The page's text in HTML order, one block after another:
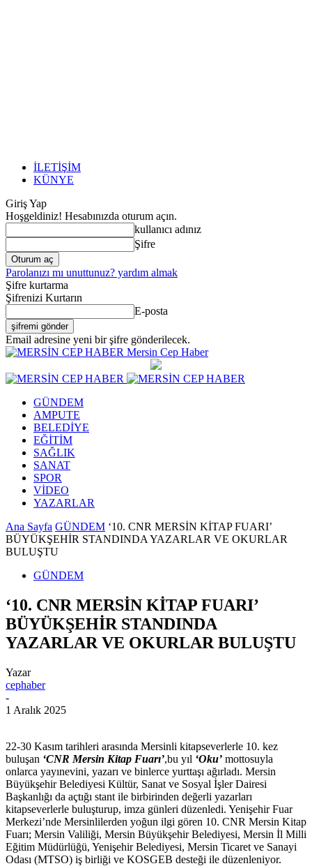
İLETİŞİM
KÜNYE
Giriş Yap
Hoşgeldiniz! Hesabınızda oturum açın.
kullanıcı adınız
Şifre
Parolanızı mı unuttunuz? yardım almak
Şifre kurtarma
Şifrenizi Kurtarın
E-posta
Email adresine yeni bir şifre gönderilecek.
Mersin Cep Haber
GÜNDEM
AMPUTE
BELEDİYE
EĞİTİM
SAĞLIK
SANAT
SPOR
VİDEO
YAZARLAR
Ana Sayfa GÜNDEM ‘10. CNR MERSİN KİTAP FUARI’
BÜYÜKŞEHİR STANDINDA YAZARLAR VE OKURLAR
BULUŞTU
GÜNDEM
‘10. CNR MERSİN KİTAP FUARI’
BÜYÜKŞEHİR STANDINDA
YAZARLAR VE OKURLAR BULUŞTU
Yazar
cephaber
-
1 Aralık 2025
22-30 Kasım tarihleri arasında Mersinli kitapseverlerle 10. kez
buluşan ‘CNR Mersin Kitap Fuarı’,bu yıl ‘Oku’ mottosuyla
onlarca yayınevini, yazarı ve binlerce yurttaşı ağırladı. Mersin
Büyükşehir Belediyesi Kültür, Sanat ve Sosyal İşler Dairesi
Başkanlığı da açtığı stant ile birbirinden değerli yazarları
kitapseverlerle buluşturup, imza günleri düzenledi. Yenişehir Fuar
Merkezi’nde Mersinlilerden yoğun ilgi gören 10. CNR Mersin Kitap
Fuarı; Mersin Valiliği, Mersin Büyükşehir Belediyesi, Mersin İl Milli
Eğitim Müdürlüğü, Yenişehir Belediyesi, Mersin Ticaret ve Sanayi
Odası (MTSO) iş birliği ve KOSGEB desteği ile düzenleniyor.